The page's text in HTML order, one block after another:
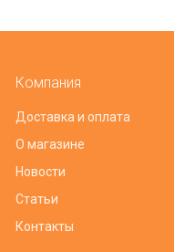
Компания
Доставка и оплата
О магазине
Новости
Статьи
Контакты